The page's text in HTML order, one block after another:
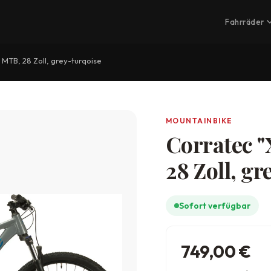
Fahrräder
28 Zoll, grey-turqoise
MOUNTAINBIKE
Corratec
28 Zoll,
Sofort verfügbar
749,00€